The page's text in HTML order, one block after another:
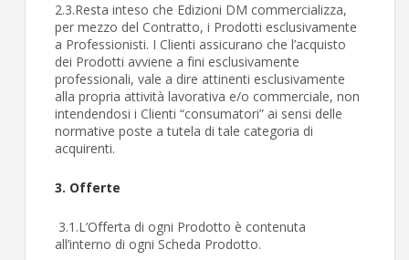
2.3.Resta inteso che Edizioni DM commercializza,
per mezzo del Contratto, i Prodotti esclusivamente
a Professionisti. I Clienti assicurano che l’acquisto
dei Prodotti avviene a fini esclusivamente
professionali, vale a dire attinenti esclusivamente
alla propria attività lavorativa e/o commerciale, non
intendendosi i Clienti “consumatori” ai sensi delle
normative poste a tutela di tale categoria di
acquirenti.
3. Offerte
3.1.L’Offerta di ogni Prodotto è contenuta
all’interno di ogni Scheda Prodotto.